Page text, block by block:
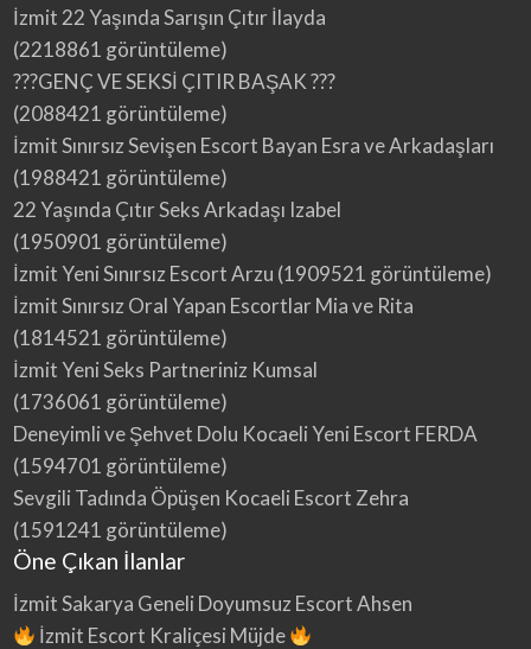
İzmit 22 Yaşında Sarışın Çıtır İlayda
(2218861 görüntüleme)
???GENÇ VE SEKSİ ÇITIR BAŞAK ???
(2088421 görüntüleme)
İzmit Sınırsız Sevişen Escort Bayan Esra ve Arkadaşları
(1988421 görüntüleme)
22 Yaşında Çıtır Seks Arkadaşı Izabel
(1950901 görüntüleme)
İzmit Yeni Sınırsız Escort Arzu (1909521 görüntüleme)
İzmit Sınırsız Oral Yapan Escortlar Mia ve Rita
(1814521 görüntüleme)
İzmit Yeni Seks Partneriniz Kumsal
(1736061 görüntüleme)
Deneyimli ve Şehvet Dolu Kocaeli Yeni Escort FERDA
(1594701 görüntüleme)
Sevgili Tadında Öpüşen Kocaeli Escort Zehra
(1591241 görüntüleme)
Öne Çıkan İlanlar
İzmit Sakarya Geneli Doyumsuz Escort Ahsen
İzmit Escort Kraliçesi Müjde